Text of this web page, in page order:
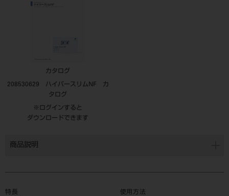
カタログ
208530629 ハイパースリムNF カ
タログ
※ログインすると
ダウンロードできます
商品説明
特長
使用方法